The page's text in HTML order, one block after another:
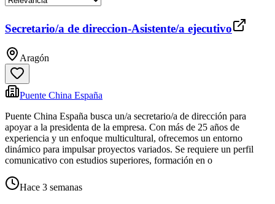
Secretario/a de direccion-Asistente/a ejecutivo
Aragón
Puente China España
Puente China España busca un/a secretario/a de dirección para
apoyar a la presidenta de la empresa. Con más de 25 años de
experiencia y un enfoque multicultural, ofrecemos un entorno
dinámico para impulsar proyectos variados. Se requiere un perfil
comunicativo con estudios superiores, formación en o
Hace 3 semanas